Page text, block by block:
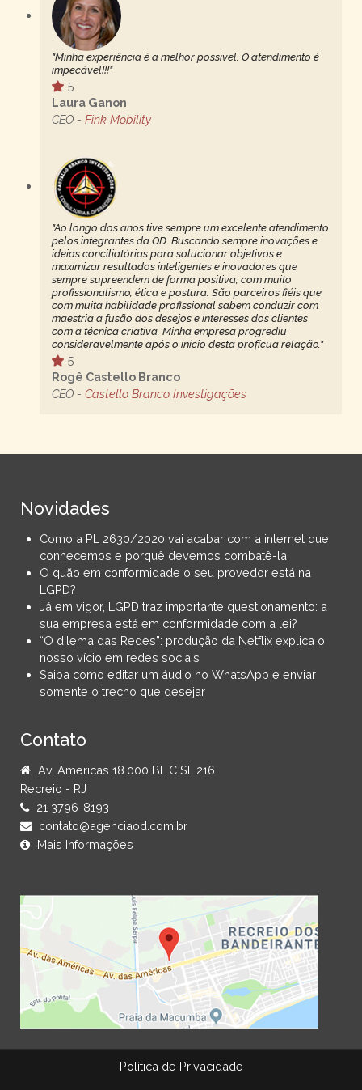
"Minha experiência é a melhor possivel. O atendimento é
impecável!!!"
5
Laura Ganon
CEO - Fink Mobility
"Ao longo dos anos tive sempre um excelente atendimento
pelos integrantes da OD. Buscando sempre inovações e
ideias conciliatórias para solucionar objetivos e
maximizar resultados inteligentes e inovadores que
sempre supreendem de forma positiva, com muito
profissionalismo, ética e postura. São parceiros fiéis que
com muita habilidade profissional sabem conduzir com
maestria a fusão dos desejos e interesses dos clientes
com a técnica criativa. Minha empresa progrediu
consideravelmente após o início desta profícua relação."
5
Rogê Castello Branco
CEO - Castello Branco Investigações
Novidades
Como a PL 2630/2020 vai acabar com a internet que
conhecemos e porquê devemos combatê-la
O quão em conformidade o seu provedor está na
LGPD?
Já em vigor, LGPD traz importante questionamento: a
sua empresa está em conformidade com a lei?
“O dilema das Redes”: produção da Netflix explica o
nosso vício em redes sociais
Saiba como editar um áudio no WhatsApp e enviar
somente o trecho que desejar
Contato
Av. Americas 18.000 Bl. C Sl. 216
Recreio - RJ
21 3796-8193
contato@agenciaod.com.br
Mais Informações
Política de Privacidade